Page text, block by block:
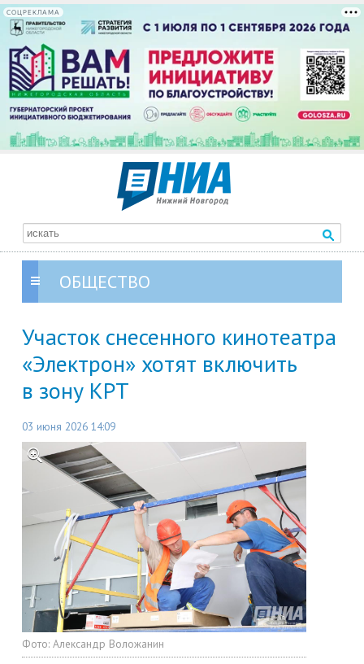
СОЦРЕКЛАМА
ОБЩЕСТВО
Участок снесенного кинотеатра
«Электрон» хотят включить
в зону КРТ
03 июня 2026 14:09
Фото: Александр Воложанин